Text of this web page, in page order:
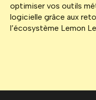
optimiser vos outils
logicielle grâce aux
l’écosystème Lemon